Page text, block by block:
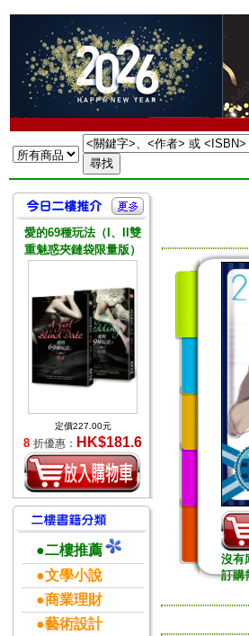
愛的69種玩法（I、II雙
重魅惑夾鏈袋限量版）
定價227.00元
8 折優惠： HK$181.6
●二樓推薦
●文學小說
●商業理財
●藝術設計
沒有
訂購